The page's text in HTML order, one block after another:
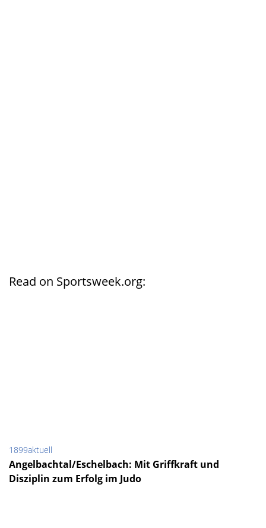
Read on Sportsweek.org:
1899aktuell
Angelbachtal/Eschelbach: Mit Griffkraft und
Disziplin zum Erfolg im Judo